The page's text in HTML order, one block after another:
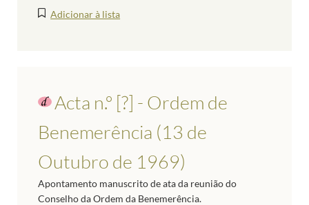
Adicionar à lista
Acta n.º [?] - Ordem de
Benemerência (13 de
Outubro de 1969)
Apontamento manuscrito de ata da reunião do
Conselho da Ordem da Benemerência.